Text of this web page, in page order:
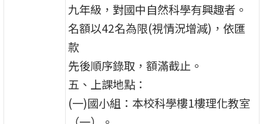
九年級，對國中自然科學有興趣者。
名額以42名為限(視情況增減)，依匯
款
先後順序錄取，額滿截止。
五、上課地點：
(一)國小組：本校科學樓1樓理化教室